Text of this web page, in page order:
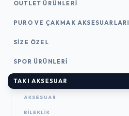
OUTLET ÜRÜNLERI
PURO VE ÇAKMAK AKSESUARLARI
SIZE ÖZEL
SPOR ÜRÜNLERI
TAKI AKSESUAR
AKSESUAR
BILEKLIK